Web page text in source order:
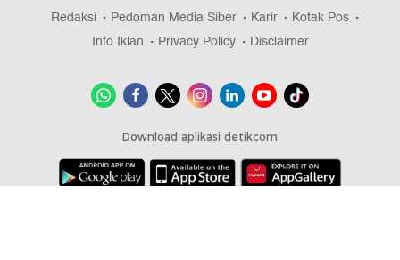
Redaksi Pedoman Media Siber Karir
Kotak Pos
Info Iklan
Privacy Policy Disclaimer
Download aplikasi detikcom